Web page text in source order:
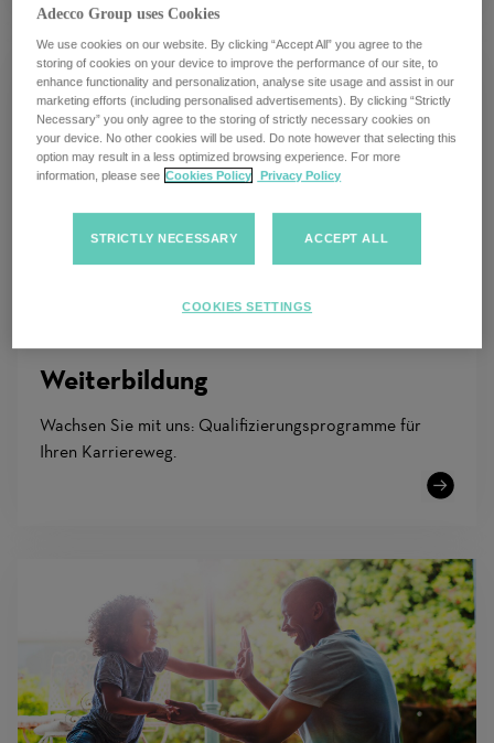
Weiterbildung
Wachsen Sie mit uns: Qualifizierungsprogramme für
Ihren Karriereweg.
Learn
Adecco Group uses Cookies
We use cookies on our website. By clicking “Accept All” you agree to the
storing of cookies on your device to improve the performance of our site, to
enhance functionality and personalization, analyse site usage and assist in our
marketing efforts (including personalised advertisements). By clicking “Strictly
Necessary” you only agree to the storing of strictly necessary cookies on
your device. No other cookies will be used. Do note however that selecting this
option may result in a less optimized browsing experience. For more
information, please see Cookies Policy Privacy Policy
STRICTLY NECESSARY ACCEPT ALL
COOKIES SETTINGS